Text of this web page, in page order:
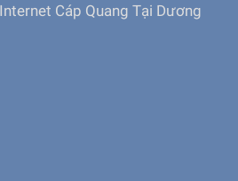
Cáp Quang Tại Dương